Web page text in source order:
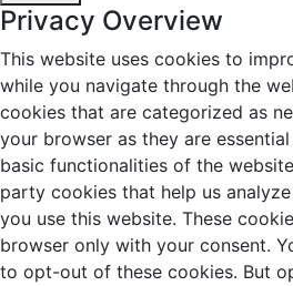
Privacy Overview
This website uses cookies to
while you navigate through the
cookies that are categorized as
your browser as they are
basic functionalities of the
party cookies that help us
you use this website. These
browser only with your consent.
to opt-out of these cookies. But